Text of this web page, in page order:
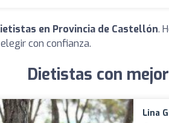
en Provincia de Castellón.
con confianza.
Dietistas con
Lina